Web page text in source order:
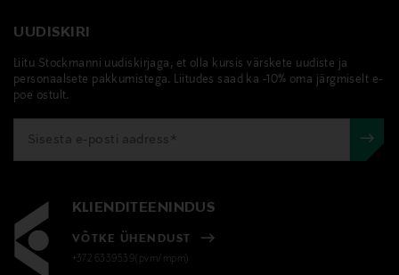
UUDISKIRI
Liitu Stockmanni uudiskirjaga, et olla kursis värskete uudiste ja
personaalsete pakkumistega. Liitudes saad ka -10% oma järgmiselt e-
poe ostult.
KLIENDITEENINDUS
VÕTKE ÜHENDUST
+372 6339539(pvm/mpm)